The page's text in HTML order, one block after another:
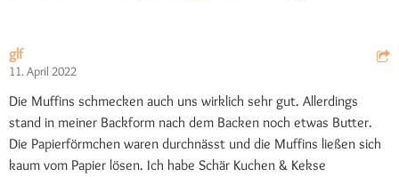
glf
11. April 2022
Die Muffins schmecken auch uns wirklich sehr gut. Allerdings
stand in meiner Backform nach dem Backen noch etwas Butter.
Die Papierförmchen waren durchnässt und die Muffins ließen sich
kaum vom Papier lösen. Ich habe Schär Kuchen & Kekse